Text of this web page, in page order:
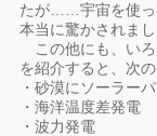
たが……宇宙を使っ
本当に驚かされまし
この他にも、いろ
を紹介すると、次の
・砂漠にソーラー
・海洋温度差発電
・波力発電